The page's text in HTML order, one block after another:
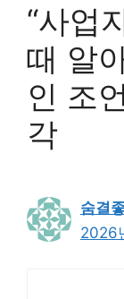
“사업
때 알
인 조
각
숨결
2026